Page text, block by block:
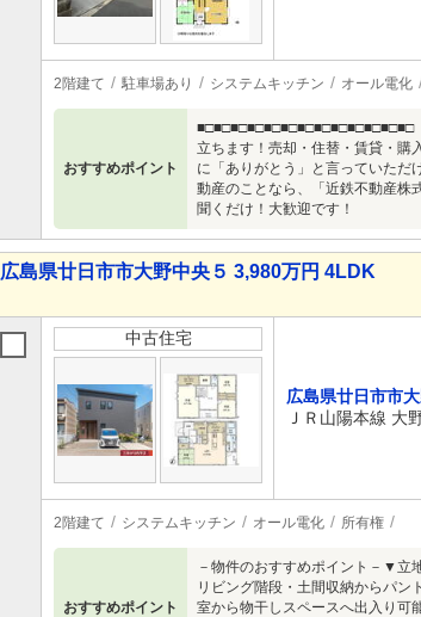
2階建て 駐車場あり システムキッチン オール電化
おすすめポイント
■□■□■□■□■□■□■□■□■□■□■□■□■□
立ちます！売却・住替・賃貸・購
に「ありがとう」と言っていただ
動産のことなら、「近鉄不動産株
聞くだけ！大歓迎です！
広島県廿日市市大野中央５ 3,980万円 4LDK
中古住宅
広島県廿日市市
ＪＲ山陽本線 大
2階建て システムキッチン オール電化 所有権
おすすめポイント
－物件のおすすめポイント－▼立
リビング階段・土間収納からパ
室から物干しスペースへ出入り可